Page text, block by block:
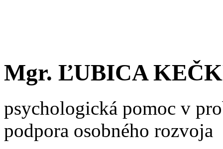
Mgr. ĽUBICA
psychologická pomoc v
podpora osobného rozvoja